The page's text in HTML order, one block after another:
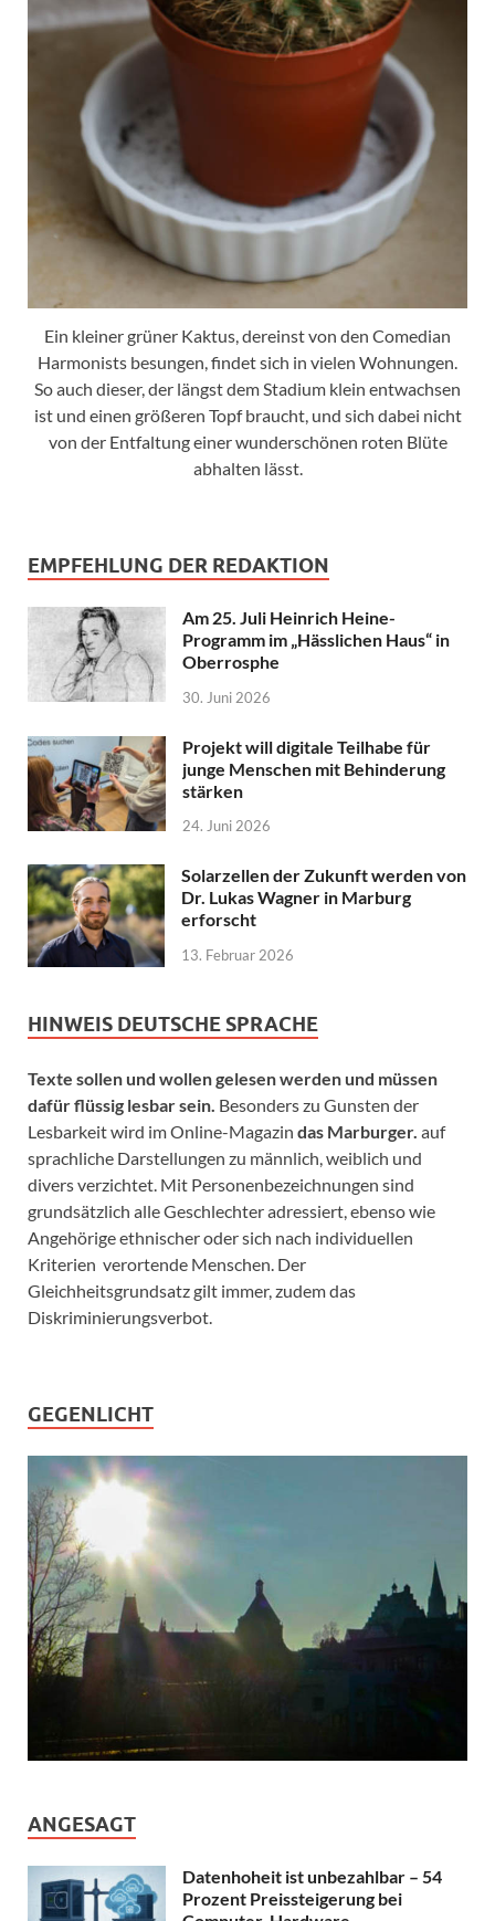
Ein kleiner grüner Kaktus, dereinst von den Comedian
Harmonists besungen, findet sich in vielen Wohnungen.
So auch dieser, der längst dem Stadium klein entwachsen
ist und einen größeren Topf braucht, und sich dabei nicht
von der Entfaltung einer wunderschönen roten Blüte
abhalten lässt.
EMPFEHLUNG DER REDAKTION
Am 25. Juli Heinrich Heine-
Programm im „Hässlichen Haus“ in
Oberrosphe
30. Juni 2026
Projekt will digitale Teilhabe für
junge Menschen mit Behinderung
stärken
24. Juni 2026
Solarzellen der Zukunft werden von
Dr. Lukas Wagner in Marburg
erforscht
13. Februar 2026
HINWEIS DEUTSCHE SPRACHE
Texte sollen und wollen gelesen werden und müssen
dafür flüssig lesbar sein. Besonders zu Gunsten der
Lesbarkeit wird im Online-Magazin das Marburger. auf
sprachliche Darstellungen zu männlich, weiblich und
divers verzichtet. Mit Personenbezeichnungen sind
grundsätzlich alle Geschlechter adressiert, ebenso wie
Angehörige ethnischer oder sich nach individuellen
Kriterien verortende Menschen. Der
Gleichheitsgrundsatz gilt immer, zudem das
Diskriminierungsverbot.
GEGENLICHT
ANGESAGT
Datenhoheit ist unbezahlbar – 54
Prozent Preissteigerung bei